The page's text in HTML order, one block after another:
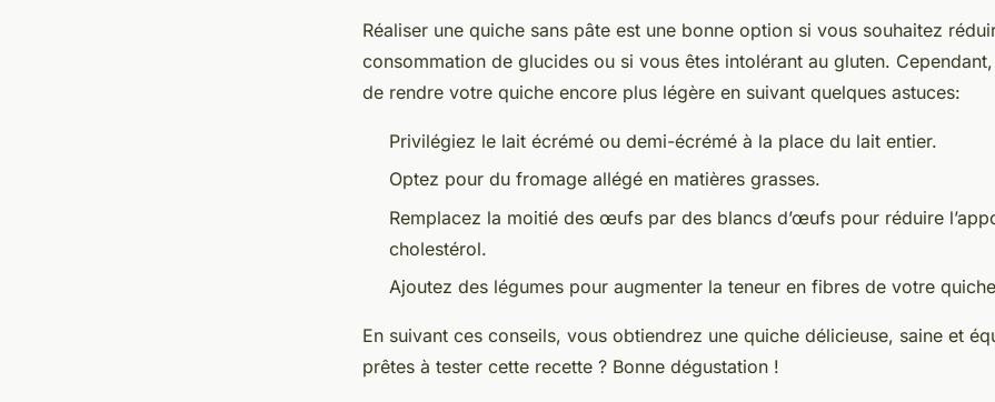
Réaliser une quiche sans pâte est une bonne option si vous souhaitez
consommation de glucides ou si vous êtes intolérant au gluten.
de rendre votre quiche encore plus légère en suivant quelques astuces:
Privilégiez le lait écrémé ou demi-écrémé à la place du lait entier.
Optez pour du fromage allégé en matières grasses.
Remplacez la moitié des œufs par des blancs d’œufs pour réduire
cholestérol.
Ajoutez des légumes pour augmenter la teneur en fibres de votre
En suivant ces conseils, vous obtiendrez une quiche délicieuse, saine et
prêtes à tester cette recette ? Bonne dégustation !